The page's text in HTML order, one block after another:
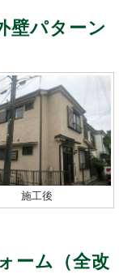
壁パターン
施工後
ーム（全改